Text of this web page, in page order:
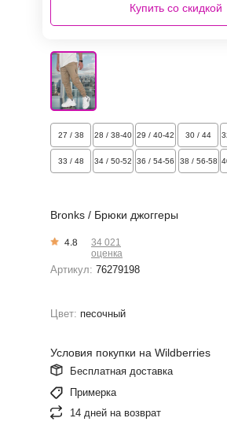
Bronks / Брюки джоггеры
Условия покупки на Wildberries
34 021
оценка
Артикул: 76279198
Бесплатная доставка
14 дней на возврат
Примерка
38 / 56-58
36 / 54-56
34 / 50-52
33 / 48
30 / 44
29 / 40-42
28 / 38-40
27 / 38
Цвет: песочный
4.8
Купить со скидкой